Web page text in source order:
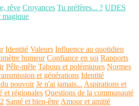
rêve Croyances Tu préfères... ? UDES
magique
Identité Valeurs Influence au quotidien
humeur Confiance en soi Rapports
Pêle-mêle Tabous et polémiques Normes
et générations Identité
pouvoir Je n'ai jamais... Aspirations et
et régionales Questions de la communauté
Santé et bien-être Amour et amitié